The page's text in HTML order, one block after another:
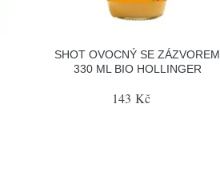
SHOT OVOCNÝ SE ZÁZVOREM
330 ML BIO HOLLINGER
143 Kč